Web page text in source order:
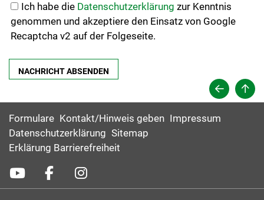
Ich habe die Datenschutzerklärung zur Kenntnis
genommen und akzeptiere den Einsatz von Google
Recaptcha v2 auf der Folgeseite.
Formulare Kontakt/Hinweis geben Impressum
Datenschutzerklärung Sitemap
Erklärung Barrierefreiheit